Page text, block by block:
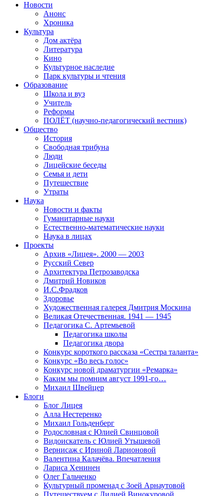
Новости
Анонс
Хроника
Культура
Дом актёра
Литература
Кино
Культурное наследие
Парк культуры и чтения
Образование
Школа и вуз
Учитель
Реформы
ПОЛЁТ (научно-педагогический вестник)
Общество
История
Свободная трибуна
Люди
Лицейские беседы
Семья и дети
Путешествие
Утраты
Наука
Новости и факты
Гуманитарные науки
Естественно-математические науки
Наука в лицах
Проекты
Архив «Лицея». 2000 — 2003
Русский Север
Архитектура Петрозаводска
Дмитрий Новиков
И.С.Фрадков
Здоровье
Художественная галерея Дмитрия Москина
Великая Отечественная. 1941 — 1945
Педагогика С. Артемьевой
Педагогика школы
Педагогика двора
Конкурс короткого рассказа «Сестра таланта»
Конкурс «Во весь голос»
Конкурс новой драматургии «Ремарка»
Каким мы помним август 1991-го…
Михаил Швейцер
Блоги
Блог Лицея
Алла Нестеренко
Михаил Гольденберг
Родословная с Юлией Свинцовой
Видоискатель с Юлией Утышевой
Вернисаж с Ириной Ларионовой
Валентина Калачёва. Впечатления
Лариса Хенинен
Олег Гальченко
Культурный променад с Зоей Арнаутовой